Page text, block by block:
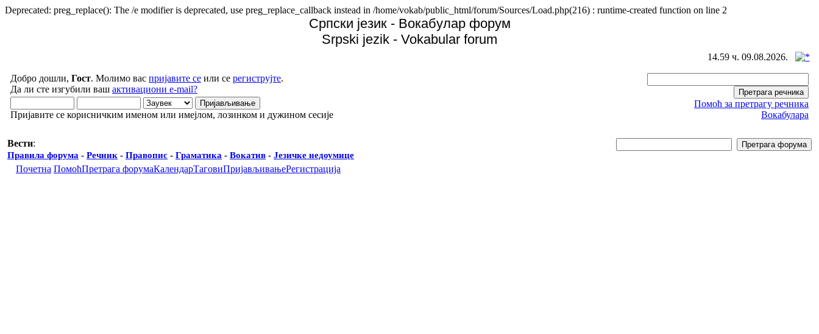
Deprecated: preg_replace(): The /e modifier is deprecated, use preg_replace_callback instead in /home/vokab/public_html/forum/Sources/Load.php(216) : runtime-created function on line 2
Српски језик - Вокабулар форум
Srpski jezik - Vokabular forum
14.59 ч. 09.08.2026.
Добро дошли, Гост. Молимо вас пријавите се или се региструјте.
Да ли сте изгубили ваш активациони e-mail?
Пријавите се корисничким именом или имејлом, лозинком и дужином сесије
Помоћ за претрагу речника
Вокабулара
Вести:
Правила форума - Речник - Правопис - Граматика - Вокатив - Језичке недоумице
Почетна ПомоћПретрага форумаКалендарТаговиПријављивањеРегистрација